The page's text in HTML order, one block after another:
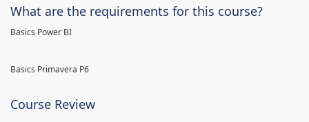
What are the requirements for this course?
Basics Power BI
Basics Primavera P6
Course Review